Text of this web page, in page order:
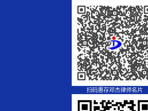
扫码惠存邓杰律师名片